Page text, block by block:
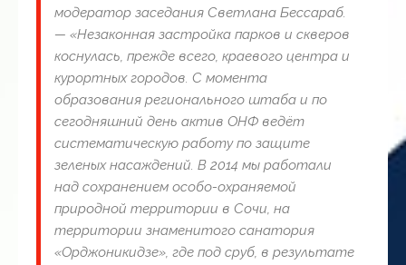
модератор заседания Светлана Бессараб.
— «Незаконная застройка парков и скверов
коснулась, прежде всего, краевого центра и
курортных городов. С момента
образования регионального штаба и по
сегодняшний день актив ОНФ ведёт
систематическую работу по защите
зеленых насаждений. В 2014 мы работали
над сохранением особо-охраняемой
природной территории в Сочи, на
территории знаменитого санатория
«Орджоникидзе», где под сруб, в результате